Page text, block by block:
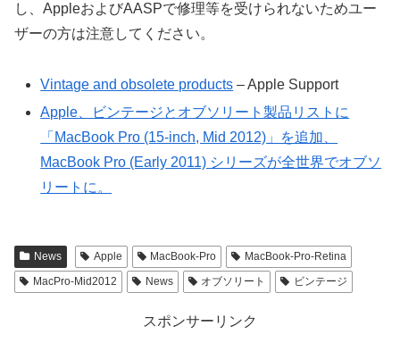
し、AppleおよびAASPで修理等を受けられないためユー
ザーの方は注意してください。
Vintage and obsolete products – Apple Support
Apple、ビンテージとオブソリート製品リストに
「MacBook Pro (15-inch, Mid 2012)」を追加、
MacBook Pro (Early 2011) シリーズが全世界でオブソ
リートに。
News Apple MacBook-Pro
MacBook-Pro-Retina
MacPro-Mid2012
News オブソリート ビンテージ
スポンサーリンク